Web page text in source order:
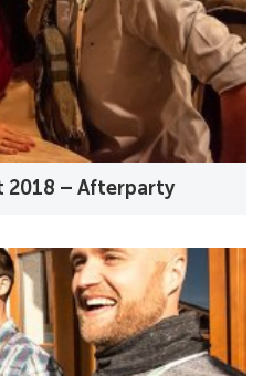
2018 – Afterparty